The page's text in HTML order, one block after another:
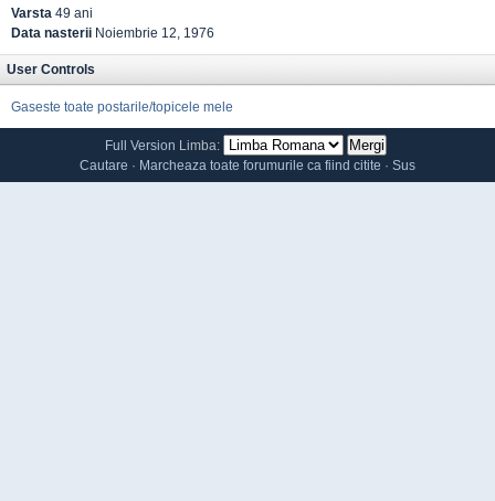
Varsta 49 ani
Data nasterii Noiembrie 12, 1976
User Controls
Gaseste toate postarile/topicele mele
Full Version Limba:
Cautare · Marcheaza toate forumurile ca fiind citite · Sus